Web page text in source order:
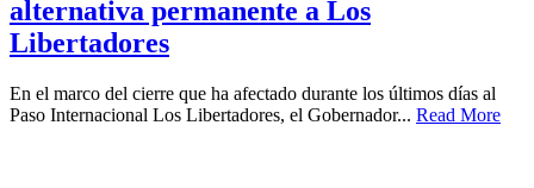
alternativa permanente a Los
Libertadores
En el marco del cierre que ha afectado durante los últimos días al
Paso Internacional Los Libertadores, el Gobernador... Read More